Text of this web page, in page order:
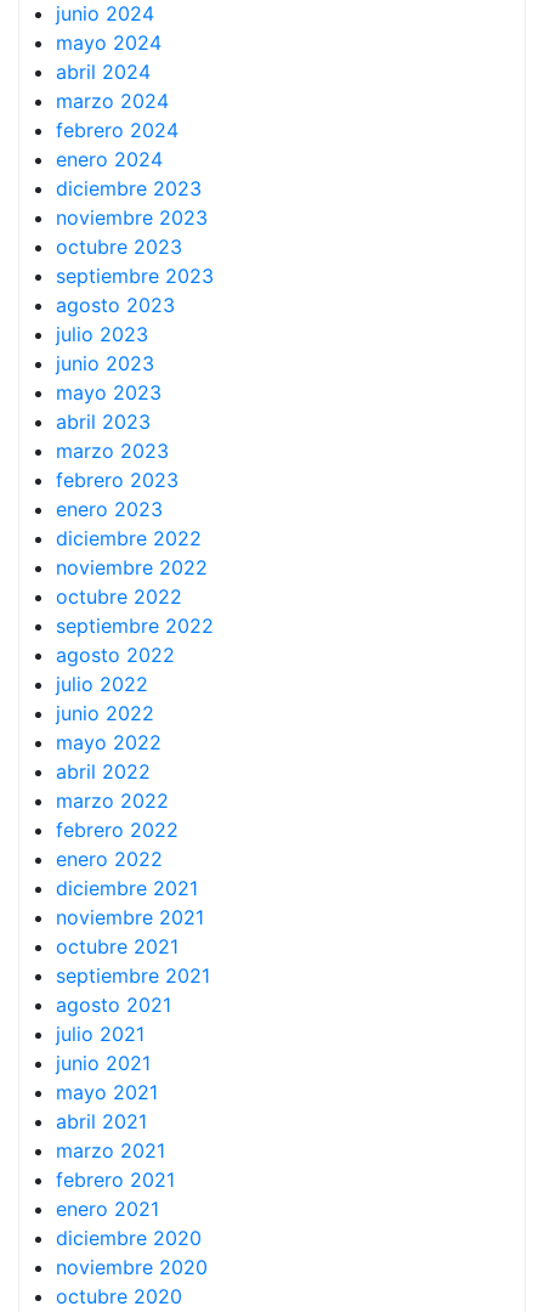
junio 2024
mayo 2024
abril 2024
marzo 2024
febrero 2024
enero 2024
diciembre 2023
noviembre 2023
octubre 2023
septiembre 2023
agosto 2023
julio 2023
junio 2023
mayo 2023
abril 2023
marzo 2023
febrero 2023
enero 2023
diciembre 2022
noviembre 2022
octubre 2022
septiembre 2022
agosto 2022
julio 2022
junio 2022
mayo 2022
abril 2022
marzo 2022
febrero 2022
enero 2022
diciembre 2021
noviembre 2021
octubre 2021
septiembre 2021
agosto 2021
julio 2021
junio 2021
mayo 2021
abril 2021
marzo 2021
febrero 2021
enero 2021
diciembre 2020
noviembre 2020
octubre 2020